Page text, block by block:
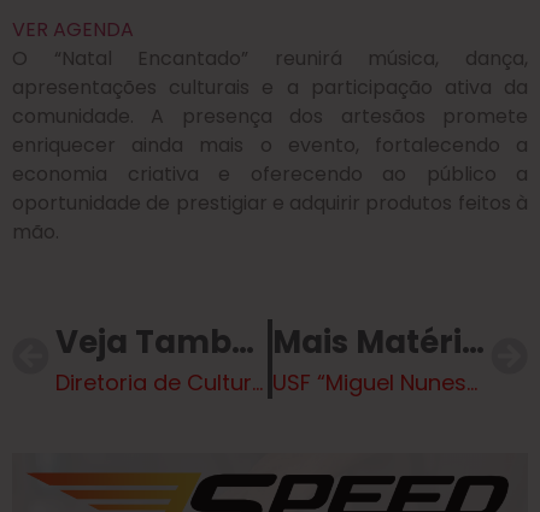
VER AGENDA
O “Natal Encantado” reunirá música, dança,
apresentações culturais e a participação ativa da
comunidade. A presença dos artesãos promete
enriquecer ainda mais o evento, fortalecendo a
economia criativa e oferecendo ao público a
oportunidade de prestigiar e adquirir produtos feitos à
mão.
Veja Também
Diretoria de Cultura inaugurou a exposição artística TEKOHÁ no Paço Municipal de Três Lagoas
Mais Matérias
USF “Miguel Nunes” ficará fechada no dia 05 de dezembro para dedetização